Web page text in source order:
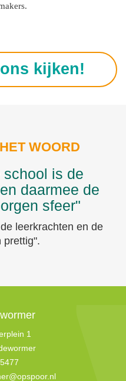
kijken!
WOORD
is de
daarmee de
sfeer"
leerkrachten en de
prettig".
1